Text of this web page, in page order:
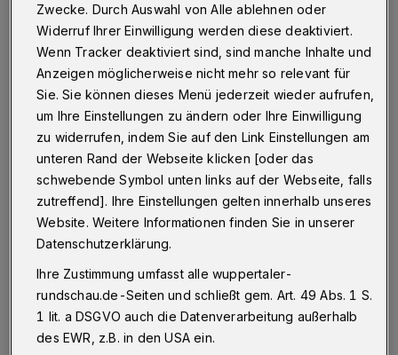
15.12.2014 , 15:32 Uhr Eine Minute Lesezeit
Nach Angaben des Wupperverbandes lag die
Niederschlagsmenge weit unter dem
Durchschnitt. Im Wuppertaler Klärwerk
Buchenhofen fielen 55 Liter hernieder —
normalerweise sind es doppelt so viel.
Zwecke. Durch Auswahl von Alle ablehnen oder
Widerruf Ihrer Einwilligung werden diese deaktiviert.
Wenn Tracker deaktiviert sind, sind manche Inhalte und
Anzeigen möglicherweise nicht mehr so relevant für
Sie. Sie können dieses Menü jederzeit wieder aufrufen,
um Ihre Einstellungen zu ändern oder Ihre Einwilligung
zu widerrufen, indem Sie auf den Link Einstellungen am
unteren Rand der Webseite klicken [oder das
schwebende Symbol unten links auf der Webseite, falls
zutreffend]. Ihre Einstellungen gelten innerhalb unseres
Website. Weitere Informationen finden Sie in unserer
Datenschutzerklärung.
Ihre Zustimmung umfasst alle wuppertaler-
rundschau.de-Seiten und schließt gem. Art. 49 Abs. 1 S.
1 lit. a DSGVO auch die Datenverarbeitung außerhalb
des EWR, z.B. in den USA ein.